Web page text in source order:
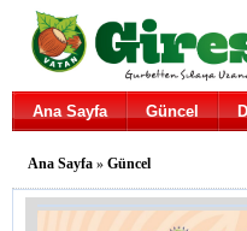
Ana Sayfa Güncel
Ana Sayfa » Güncel